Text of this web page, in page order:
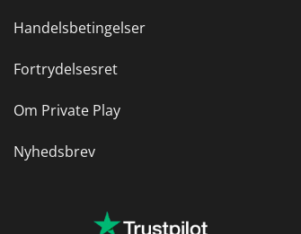
Handelsbetingelser
Fortrydelsesret
Om Private Play
Nyhedsbrev